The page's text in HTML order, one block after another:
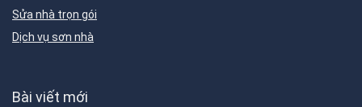
Sửa nhà trọn gói
Dịch vụ sơn nhà
Bài viết mới